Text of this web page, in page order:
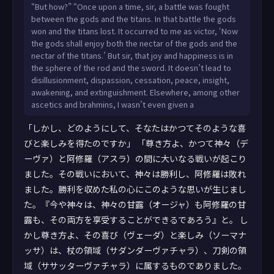
vijitasaṅgāmassa etadahosi: ‘yā ceva dāni dibbā ojā yā ca
asurā ojā, ubhayametaṁ devā paribhuñjissantī’ti. So kho
pana me, bhante, vedapaṭilābho somanassapaṭilābho
sadaṇḍāvacaro sasatthāvacaro na nibbidāya na virāgāya
na
“But how?” “Once upon a time, sir, a battle was fought
between the gods and the titans. In that battle the gods
won and the titans lost. It occurred to me as victor, ‘Now
the gods shall enjoy both the nectar of the gods and the
nectar of the titans.’ But sir, that joy and happiness is in
the sphere of the rod and the sword. It doesn’t lead to
disillusionment, dispassion, cessation, peace, insight,
awakening, and extinguishment. Elsewhere, among other
ascetics and brahmins, I wasn’t even given a
「しかし、どのようにして、そなたはかつてそのような喜
びと楽しみを得たのですか」 「尊き方よ、かつて神々（デ
ーヴァ）と阿修羅（アスラ）の間に大いなる戦いが起こり
ました。その戦いにおいて、神々は勝利し、阿修羅は敗れ
ました。勝利を収めた私の心にこのような思いが生じまし
た。『今や神々は、神々の甘露（オージャ）も阿修羅の甘
露も、その両方を享受することができるであろう』と。 し
かし尊き方よ、その喜び（ヴェーダ）と楽しみ（ソーマナ
ッサ）は、杖の領域（サダンダーヴァチャラ）、刀剣の領
域（ササッターヴァチャラ）に属するものでありました。